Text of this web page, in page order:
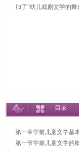
加了“幼儿戏剧文学的舞
目录
第一章学前儿童文学基
第一节学前儿童文学的